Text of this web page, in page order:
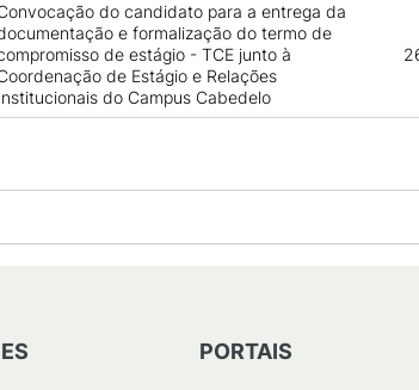
do candidato para a entrega da
e formalização do termo de
de estágio - TCE junto à
de Estágio e Relações
do Campus Cabedelo
PORTAIS